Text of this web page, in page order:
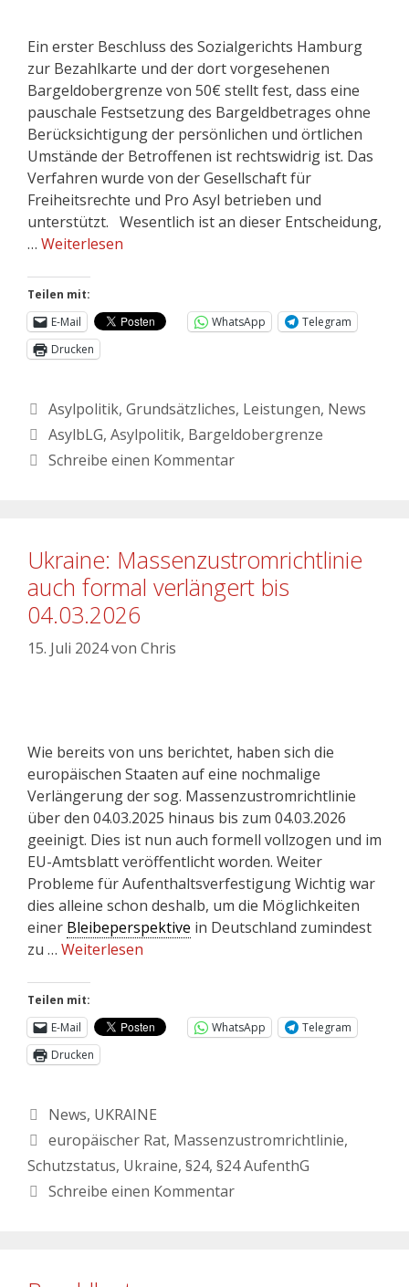
Ein erster Beschluss des Sozialgerichts Hamburg
zur Bezahlkarte und der dort vorgesehenen
Bargeldobergrenze von 50€ stellt fest, dass eine
pauschale Festsetzung des Bargeldbetrages ohne
Berücksichtigung der persönlichen und örtlichen
Umstände der Betroffenen ist rechtswidrig ist. Das
Verfahren wurde von der Gesellschaft für
Freiheitsrechte und Pro Asyl betrieben und
unterstützt. Wesentlich ist an dieser Entscheidung,
… Weiterlesen
Teilen mit:
E-Mail
WhatsApp
Telegram
Drucken
Asylpolitik, Grundsätzliches, Leistungen, News
AsylbLG, Asylpolitik, Bargeldobergrenze
Schreibe einen Kommentar
Ukraine: Massenzustromrichtlinie
auch formal verlängert bis
04.03.2026
15. Juli 2024von Chris
Wie bereits von uns berichtet, haben sich die
europäischen Staaten auf eine nochmalige
Verlängerung der sog. Massenzustromrichtlinie
über den 04.03.2025 hinaus bis zum 04.03.2026
geeinigt. Dies ist nun auch formell vollzogen und im
EU-Amtsblatt veröffentlicht worden. Weiter
Probleme für Aufenthaltsverfestigung Wichtig war
dies alleine schon deshalb, um die Möglichkeiten
einer Bleibeperspektive in Deutschland zumindest
zu … Weiterlesen
Teilen mit:
E-Mail
WhatsApp
Telegram
Drucken
News, UKRAINE
europäischer Rat, Massenzustromrichtlinie,
Schutzstatus, Ukraine, §24, §24 AufenthG
Schreibe einen Kommentar